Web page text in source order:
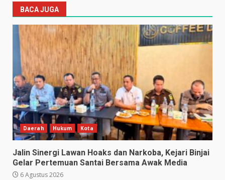
BACA JUGA
Daerah Hukum Kota
Jalin Sinergi Lawan Hoaks dan Narkoba, Kejari Binjai
Gelar Pertemuan Santai Bersama Awak Media
6 Agustus 2026